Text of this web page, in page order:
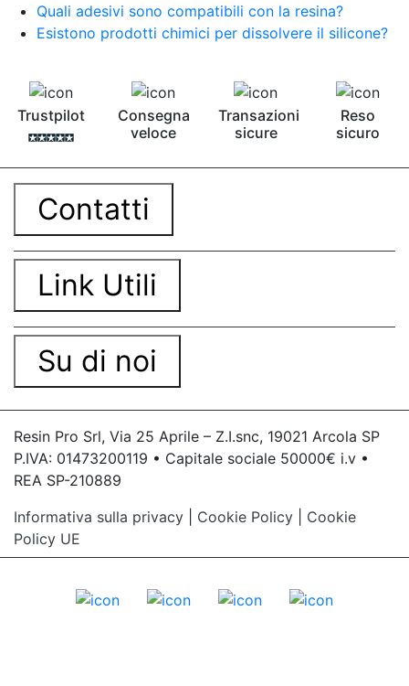
Quali adesivi sono compatibili con la resina?
Esistono prodotti chimici per dissolvere il silicone?
Trustpilot
Consegna
veloce
Transazioni
sicure
Reso
sicuro
Contatti
Link Utili
Su di noi
Resin Pro Srl, Via 25 Aprile – Z.I.snc, 19021 Arcola SP
P.IVA: 01473200119 • Capitale sociale 50000€ i.v •
REA SP-210889
Informativa sulla privacy
Cookie Policy
Cookie
Policy UE